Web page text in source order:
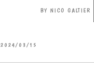
BY NICO GALTIER
2024/03/15